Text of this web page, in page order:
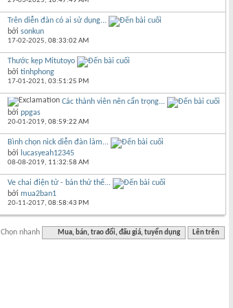
Trên diễn đàn có ai sử dụng...
bởisonkun
17-02-2025,08:33:02 AM
Thước kẹp Mitutoyo
bởitinhphong
17-01-2021,03:51:25 PM
Các thành viên nên cẩn trọng...
bởippgas
20-01-2019,08:59:22 AM
Bình chọn nick diễn đàn làm...
bởi lucasyeah12345
08-08-2019, 11:32:58 AM
Ve chai điện tử - bán thử thế...
bởimua2ban1
20-11-2017,08:58:43 PM
Chọn nhanh Mua, bán, trao đổi, đấu giá, tuyển dụng Lên trên